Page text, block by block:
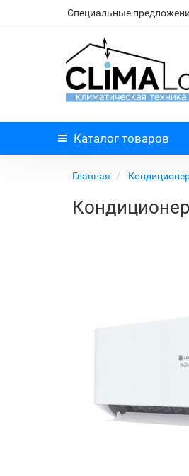
Специальные
Каталог товаров
Главная